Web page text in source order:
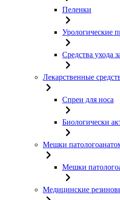
Пеленки
Урологические
Средства ухода
Лекарственные
Спреи для носа
Биологически
Мешки
Мешки
Медицинские